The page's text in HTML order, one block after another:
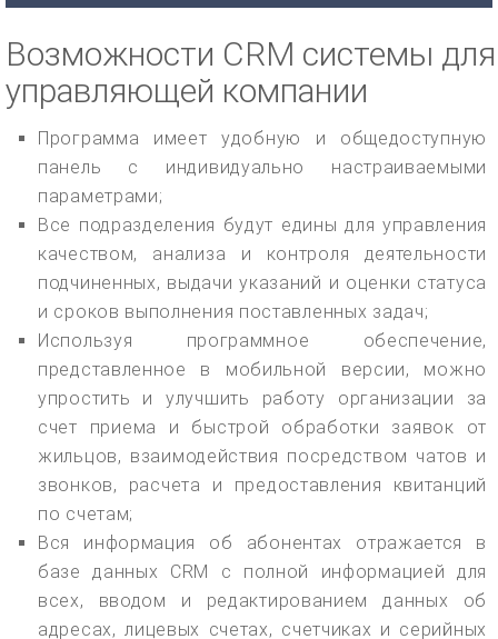
Возможности CRM системы для
управляющей компании
Программа имеет удобную и общедоступную
панель с индивидуально настраиваемыми
параметрами;
Все подразделения будут едины для управления
качеством, анализа и контроля деятельности
подчиненных, выдачи указаний и оценки статуса
и сроков выполнения поставленных задач;
Используя программное обеспечение,
представленное в мобильной версии, можно
упростить и улучшить работу организации за
счет приема и быстрой обработки заявок от
жильцов, взаимодействия посредством чатов и
звонков, расчета и предоставления квитанций
по счетам;
Вся информация об абонентах отражается в
базе данных CRM с полной информацией для
всех, вводом и редактированием данных об
адресах, лицевых счетах, счетчиках и серийных